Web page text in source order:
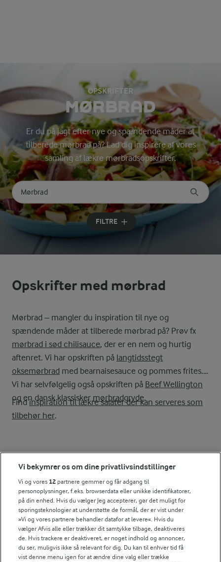
OPSKRIFTER
MØRBRAD
Er du på jagt efter nye og spændende måder at
tilberede mørbrad på? Lad dig inspirere af vores
samling af lækre mørbradsopskrifter.
Søg på kategori
Indtast søgeord for at søge
FILTRE
Opskrifter med mørbrad
Mørbrad – mangler du inspiration til nye og
spændende måder at tilberede mørbrad på? Prøv fx
mørbrad i sød chilisauce, der er en nem og hurtig
aftenret. Vi har opskriften på langtidsstegt
oksemørbrad med bearnaisesauce og pommes frites.
Vi har selvfølgelig også opskriften på Beef Wellington
og en dansk klassisker mørbradgryde.
Findinspiration til lækre salater der kan serveres som
tilbehør her.
Se alle vores opskrifter
Popularitet
Vi bekymrer os om dine privatlivsindstillinger
Vi og vores 12 partnere gemmer og får adgang til
personoplysninger, f.eks. browserdata eller unikke identifikatorer,
på din enhed. Hvis du vælger Jeg accepterer, gør det muligt for
sporingsteknologier at understøtte de formål, der er vist under
»Vi og vores partnere behandler datafor at levere«. Hvis du
vælger Afvis alle eller trækker dit samtykke tilbage, deaktiveres
de. Hvis trackere er deaktiveret, er noget indhold og annoncer,
du ser, muligvis ikke så relevant for dig. Du kan til enhver tid få
vist denne menu igen for at ændre dine valg eller trække